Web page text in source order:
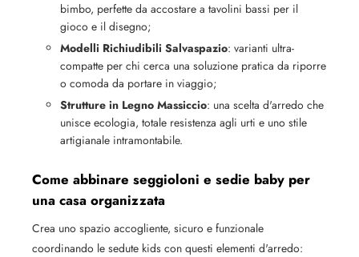
bimbo, perfette da accostare a tavolini bassi per il
gioco e il disegno;
Modelli Richiudibili Salvaspazio: varianti ultra-
compatte per chi cerca una soluzione pratica da riporre
o comoda da portare in viaggio;
Strutture in Legno Massiccio: una scelta d'arredo che
unisce ecologia, totale resistenza agli urti e uno stile
artigianale intramontabile.
Come abbinare seggioloni e sedie baby per
una casa organizzata
Crea uno spazio accogliente, sicuro e funzionale
coordinando le sedute kids con questi elementi d'arredo: